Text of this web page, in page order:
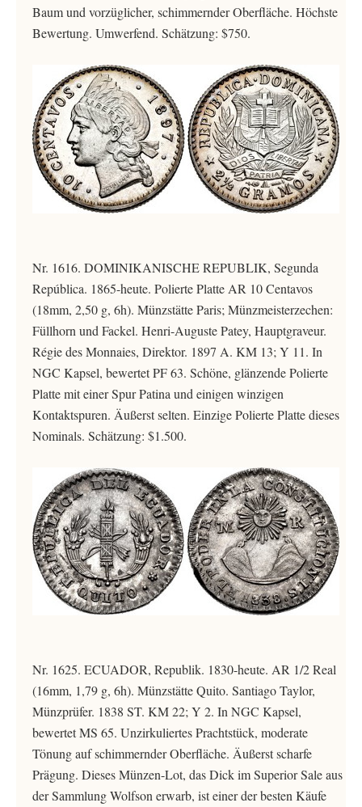
Baum und vorzüglicher, schimmernder Oberfläche. Höchste
Bewertung. Umwerfend. Schätzung: $750.
Nr. 1616. DOMINIKANISCHE REPUBLIK, Segunda
República. 1865-heute. Polierte Platte AR 10 Centavos
(18mm, 2,50 g, 6h). Münzstätte Paris; Münzmeisterzechen:
Füllhorn und Fackel. Henri-Auguste Patey, Hauptgraveur.
Régie des Monnaies, Direktor. 1897 A. KM 13; Y 11. In
NGC Kapsel, bewertet PF 63. Schöne, glänzende Polierte
Platte mit einer Spur Patina und einigen winzigen
Kontaktspuren. Äußerst selten. Einzige Polierte Platte dieses
Nominals. Schätzung: $1.500.
Nr. 1625. ECUADOR, Republik. 1830-heute. AR 1/2 Real
(16mm, 1,79 g, 6h). Münzstätte Quito. Santiago Taylor,
Münzprüfer. 1838 ST. KM 22; Y 2. In NGC Kapsel,
bewertet MS 65. Unzirkuliertes Prachtstück, moderate
Tönung auf schimmernder Oberfläche. Äußerst scharfe
Prägung. Dieses Münzen-Lot, das Dick im Superior Sale aus
der Sammlung Wolfson erwarb, ist einer der besten Käufe